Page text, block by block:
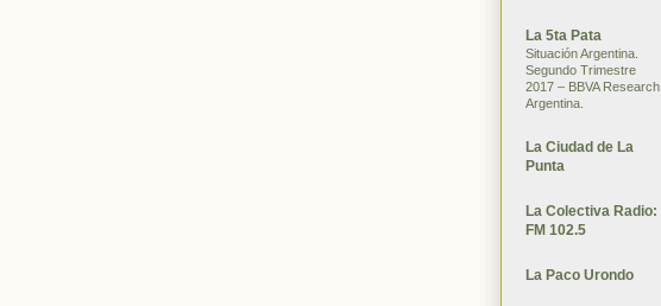
La 5ta Pata
Situación Argentina.
Segundo Trimestre
2017 – BBVA Research
Argentina.
La Ciudad de La
Punta
La Colectiva Radio:
FM 102.5
La Paco Urondo